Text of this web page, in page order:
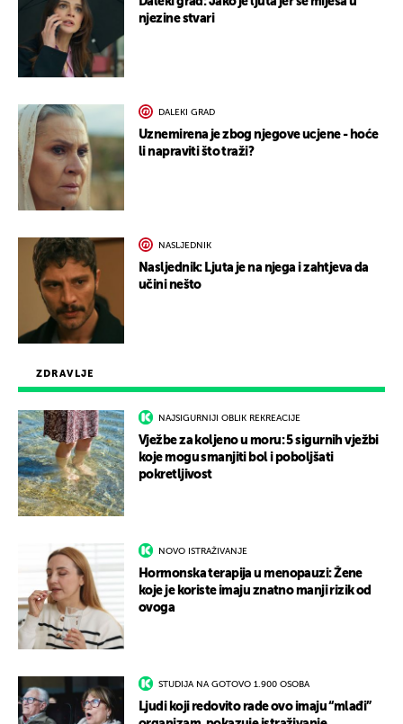
ZDRAVLJE
NAJSIGURNIJI OBLIK REKREACIJE
Vježbe za koljeno u moru: 5 sigurnih vježbi
koje mogu smanjiti bol i poboljšati
pokretljivost
NOVO ISTRAŽIVANJE
Hormonska terapija u menopauzi: Žene
koje je koriste imaju znatno manji rizik od
ovoga
STUDIJA NA GOTOVO 1.900 OSOBA
Ljudi koji redovito rade ovo imaju “mlađi”
njezine stvari
DALEKI GRAD
Uznemirena je zbog njegove ucjene - hoće
li napraviti što traži?
NASLJEDNIK
Nasljednik: Ljuta je na njega i zahtjeva da
učini nešto